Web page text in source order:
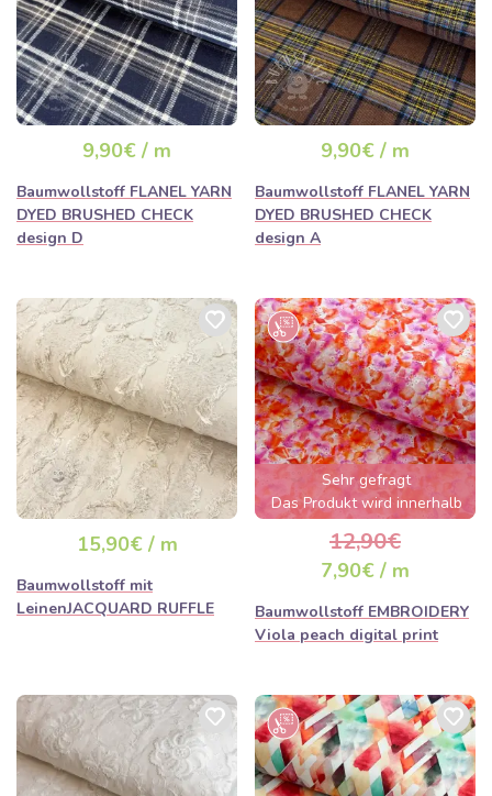
9,90€ / m
Baumwollstoff FLANEL YARN
DYED BRUSHED CHECK
design D
9,90€ / m
Baumwollstoff FLANEL YARN
DYED BRUSHED CHECK
design A
15,90€ / m
Baumwollstoff mit
LeinenJACQUARD RUFFLE
Sehr gefragt
Das Produkt wird innerhalb
von wenigen Stunden
ausverkauft sein
12,90€
7,90€ / m
Baumwollstoff EMBROIDERY
Viola peach digital print